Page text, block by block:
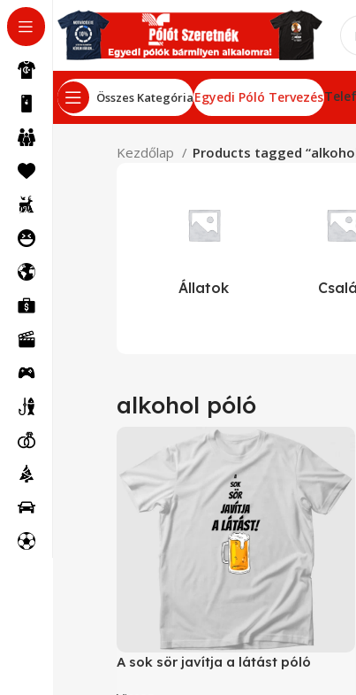
Összes KategóriaEgyedi Póló Tervezés
Kezdőlap Products tagged
Állatok
alkohol póló
A sok sör javítja a látást póló